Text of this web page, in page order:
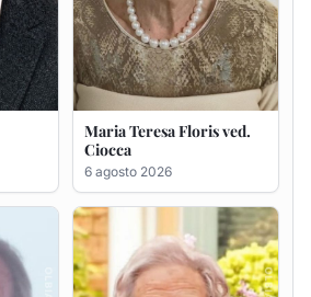
Giovanna Ponsanu Ved.
Decandia
5 agosto 2026